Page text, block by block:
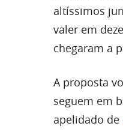
altíssimos
valer em
chegaram a
A proposta
seguem em
apelidado de